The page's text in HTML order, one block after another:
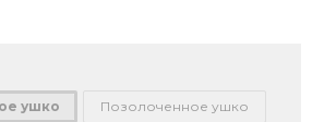
ушко Позолоченное ушко